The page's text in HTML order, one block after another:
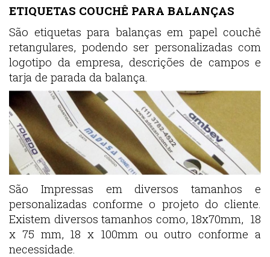
ETIQUETAS COUCHÊ PARA BALANÇAS
São etiquetas para balanças em papel couchê
retangulares, podendo ser personalizadas com
logotipo da empresa, descrições de campos e
tarja de parada da balança.
São Impressas em diversos tamanhos e
personalizadas conforme o projeto do cliente.
Existem diversos tamanhos como, 18x70mm, 18
x 75 mm, 18 x 100mm ou outro conforme a
necessidade.